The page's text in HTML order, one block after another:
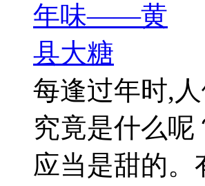
每逢过年时,
究竟是什么
应当是甜的。